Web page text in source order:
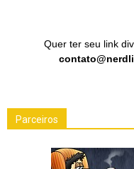
Quer ter seu link
Parceiros